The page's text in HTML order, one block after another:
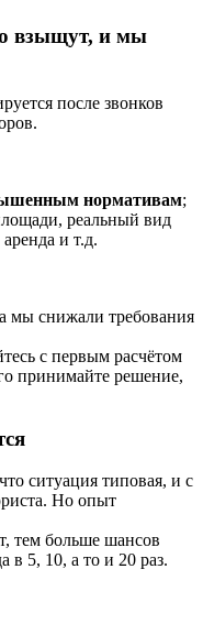
взыщут, и мы
после звонков
нормативам;
реальный вид
и т.д.
мы снижали требования
с первым расчётом
принимайте решение,
ситуация типовая, и с
Но опыт
тем больше шансов
в 5, 10, а то и 20 раз.